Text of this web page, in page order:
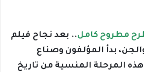
مطروح كامل.. بعد نجاح فيلم
بدأ المؤلفون وصناع
المرحلة المنسية من تاريخ